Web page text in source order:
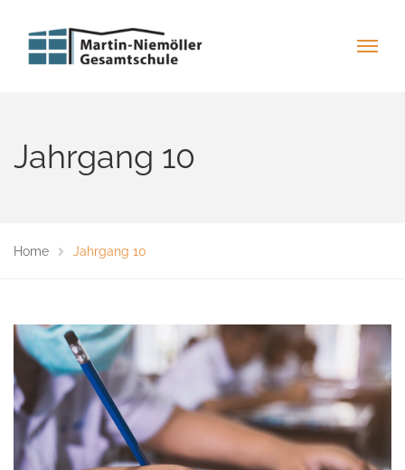
Jahrgang 10
Home Jahrgang 10